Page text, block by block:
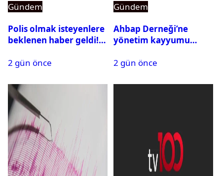
Gündem
Polis olmak isteyenlere
beklenen haber geldi!
2 gün önce
Gündem
Ahbap Derneği’ne
yönetim kayyumu
açıldı
2 gün önce